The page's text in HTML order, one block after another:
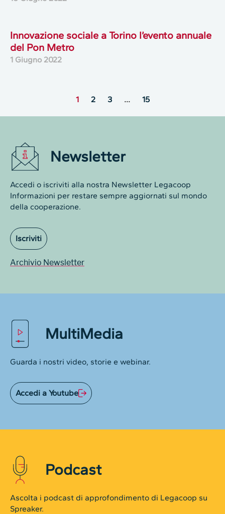
Innovazione sociale a Torino l’evento annuale
del Pon Metro
1 Giugno 2022
1 2 3 … 15
Newsletter
Accedi o iscriviti alla nostra Newsletter Legacoop
Informazioni per restare sempre aggiornati sul mondo
della cooperazione.
Iscriviti
Archivio Newsletter
MultiMedia
Guarda i nostri video, storie e webinar.
Accedi a Youtube
Podcast
Ascolta i podcast di approfondimento di Legacoop su
Spreaker.